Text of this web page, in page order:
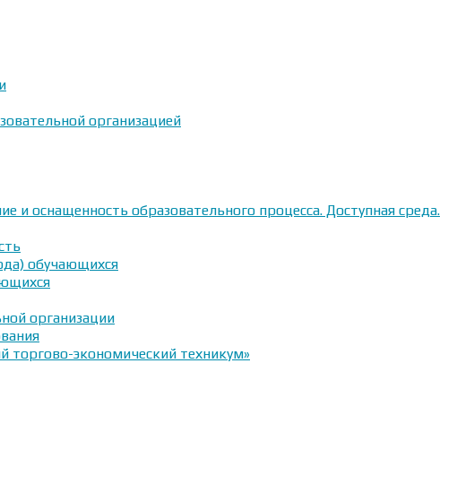
организацией
и оснащенность образовательного процесса. Доступная среда.
обучающихся
организации
торгово-экономический техникум»